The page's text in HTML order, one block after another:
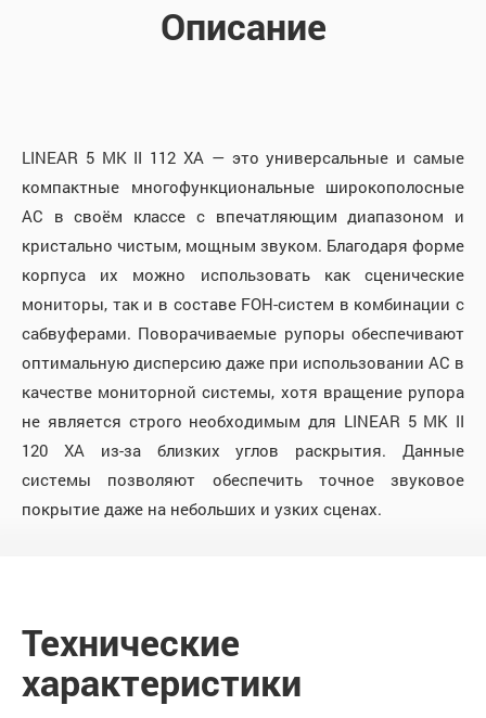
Описание
LINEAR 5 MK II 112 XA — это универсальные и самые
компактные многофункциональные широкополосные
АС в своём классе с впечатляющим диапазоном и
кристально чистым, мощным звуком. Благодаря форме
корпуса их можно использовать как сценические
мониторы, так и в составе FOH-систем в комбинации с
сабвуферами. Поворачиваемые рупоры обеспечивают
оптимальную дисперсию даже при использовании АС в
качестве мониторной системы, хотя вращение рупора
не является строго необходимым для LINEAR 5 MK II
120 XA из-за близких углов раскрытия. Данные
системы позволяют обеспечить точное звуковое
покрытие даже на небольших и узких сценах.
Технические
характеристики